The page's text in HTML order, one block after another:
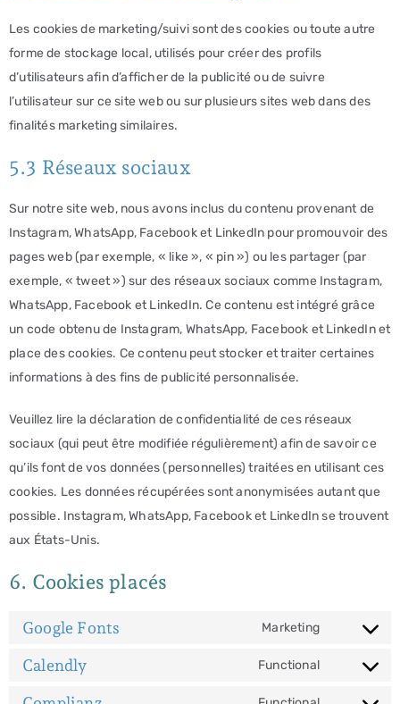
Les cookies de marketing/suivi sont des cookies ou toute autre
forme de stockage local, utilisés pour créer des profils
d’utilisateurs afin d’afficher de la publicité ou de suivre
l’utilisateur sur ce site web ou sur plusieurs sites web dans des
finalités marketing similaires.
5.3 Réseaux sociaux
Sur notre site web, nous avons inclus du contenu provenant de
Instagram, WhatsApp, Facebook et LinkedIn pour promouvoir des
pages web (par exemple, « like », « pin ») ou les partager (par
exemple, « tweet ») sur des réseaux sociaux comme Instagram,
WhatsApp, Facebook et LinkedIn. Ce contenu est intégré grâce
un code obtenu de Instagram, WhatsApp, Facebook et LinkedIn et
place des cookies. Ce contenu peut stocker et traiter certaines
informations à des fins de publicité personnalisée.
Veuillez lire la déclaration de confidentialité de ces réseaux
sociaux (qui peut être modifiée régulièrement) afin de savoir ce
qu’ils font de vos données (personnelles) traitées en utilisant ces
cookies. Les données récupérées sont anonymisées autant que
possible. Instagram, WhatsApp, Facebook et LinkedIn se trouvent
aux États-Unis.
6. Cookies placés
Google Fonts Marketing
Calendly Functional